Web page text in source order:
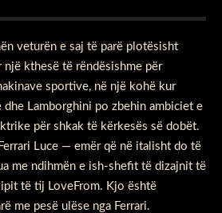
veturën e saj të parë plotësisht
një kthesë të rëndësishme për
sportive, në një kohë kur
dhe Lamborghini po zbehin ambiciet e
për shkak të kërkesës së dobët.
Luce — emër që në italisht do të
me ndihmën e ish-shefit të dizajnit të
të tij LoveFrom. Kjo është
me pesë ulëse nga Ferrari.